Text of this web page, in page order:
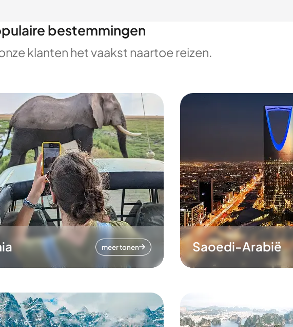
bestemmingen
klanten het vaakst naartoe reizen.
meer tonen Saoedi-Arabië